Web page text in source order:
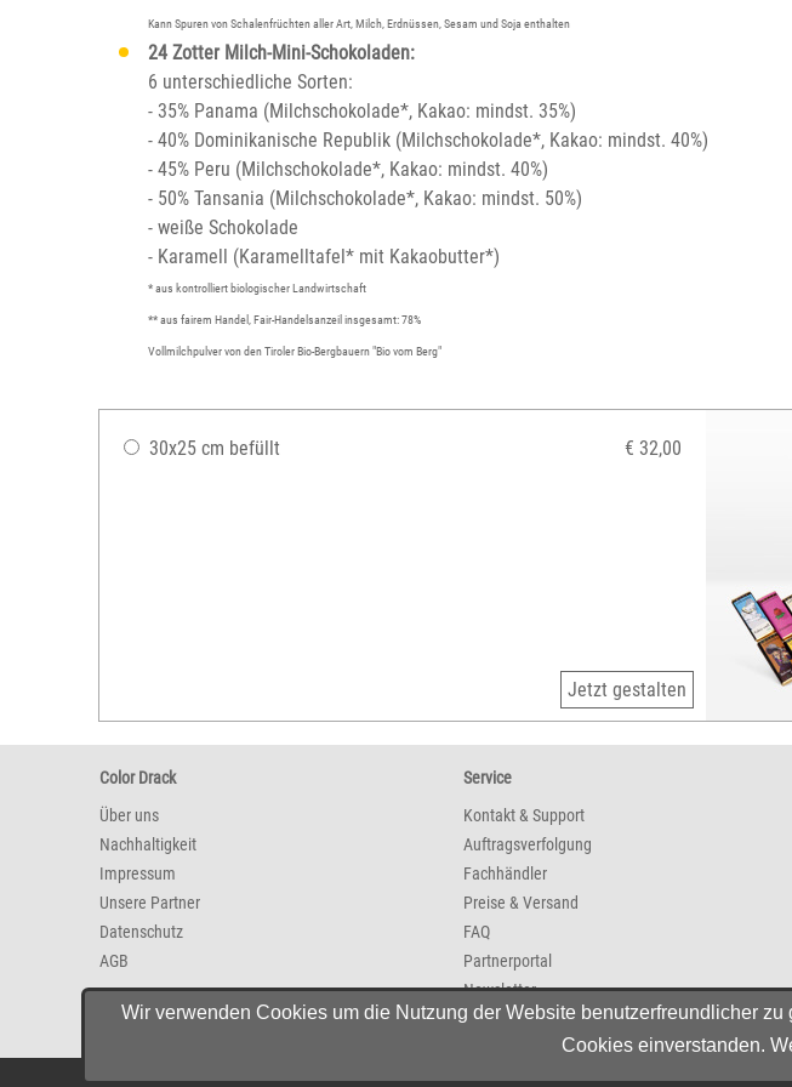
Kann Spuren von Schalenfrüchten aller Art, Milch, Erdnüssen, Sesam und Soja enthalten
24 Zotter Milch-Mini-Schokoladen:
6 unterschiedliche Sorten:
- 35% Panama (Milchschokolade*, Kakao: mindst. 35%)
- 40% Dominikanische Republik (Milchschokolade*, Kakao: mindst. 40%)
- 45% Peru (Milchschokolade*, Kakao: mindst. 40%)
- 50% Tansania (Milchschokolade*, Kakao: mindst. 50%)
- weiße Schokolade
- Karamell (Karamelltafel* mit Kakaobutter*)
* aus kontrolliert biologischer Landwirtschaft
** aus fairem Handel, Fair-Handelsanzeil insgesamt: 78%
Vollmilchpulver von den Tiroler Bio-Bergbauern "Bio vom Berg"
30x25 cm befüllt € 32,00
Jetzt gestalten
Color Drack
Über uns
Nachhaltigkeit
Impressum
Unsere Partner
Datenschutz
AGB
Service
Kontakt & Support
Auftragsverfolgung
Fachhändler
Preise & Versand
FAQ
Partnerportal
Newsletter
Fotopartner werden
© 2026 Color Drack, Schwarzach im Pongau, Österreich -
Wir verwenden Cookies um die Nutzung der Website benutzerfreundlicher
Cookies einverstanden.